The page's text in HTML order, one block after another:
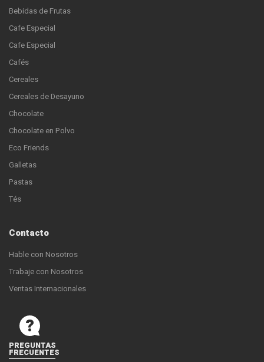
Bebidas de Frutas
Cafe Especial
Cafe Especial
Cafés
Cereales
Cereales de Desayuno
Chocolate
Chocolate en Polvo
Eco Friends
Galletas
Pastas
Tés
Contacto
Hable con Nosotros
Trabaje con Nosotros
Ventas Internacionales
PREGUNTAS
FRECUENTES